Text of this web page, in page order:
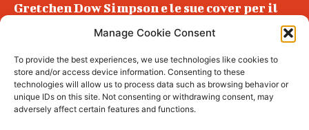
Manage Cookie Consent
To provide the best experiences, we use technologies like cookies to
store and/or access device information. Consenting to these
technologies will allow us to process data such as browsing behavior or
unique IDs on this site. Not consenting or withdrawing consent, may
adversely affect certain features and functions.
Gretchen Dow Simpson e le sue cover per il
Podlech, il Cile lo ha condannato
all’ergastolo
Era ubriaca…